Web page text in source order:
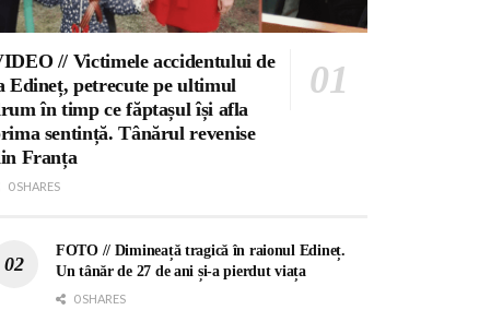
// Victimele accidentului de
Edineț, petrecute pe ultimul
în timp ce făptașul își afla
sentință. Tânărul revenise
Franța
0 SHARES
FOTO // Dimineață tragică în raionul Edineț.
Un tânăr de 27 de ani și-a pierdut viața
0 SHARES